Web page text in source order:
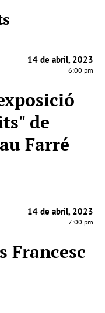
14 de abril, 2023
6:00 pm
de
Farré
14 de abril, 2023
7:00 pm
Francesc